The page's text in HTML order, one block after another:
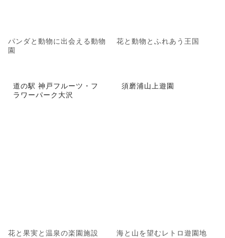
パンダと動物に出会える動物
園
花と動物とふれあう王国
道の駅 神戸フルーツ・フ
ラワーパーク大沢
花と果実と温泉の楽園施設
須磨浦山上遊園
海と山を望むレトロ遊園地